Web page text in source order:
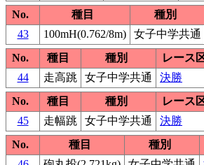
No.
種目 種別
43
100mH(0.762/8m) 女子中学共通
No.
種目 種別 レース
44
走高跳 女子中学共通 決勝
No.
種目 種別 レース
45
走幅跳 女子中学共通 決勝
No.
種目 種別